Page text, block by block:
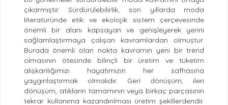
çıkarmıştır. Sürdürülebilirlik, son yıllarda moda
literatüründe etik ve ekolojik sistem çerçevesinde
önemli bir alanı kapsayan ve genişleyerek yerini
sağlamlaştırmaya çalışan kavramlardan olmuştur.
Burada önemli olan nokta kavramın yeni bir trend
olmasının ötesinde bilinçli bir üretim ve tüketim
alışkanlığımızı hayatımızın her safhasına
yaygınlaştırmak olmalıdır. Geri dönüşüm, ileri
dönüşüm, atıkların tamamının veya birkaç parçasının
tekrar kullanıma kazandırılması üretim şekillerdendir.